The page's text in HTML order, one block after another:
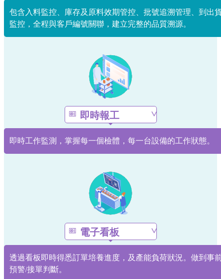
包含入料監控、庫存及原料效期管控、批號追溯管理、到出
監控，全程與客戶編號關聯，建立完整的品質溯源。
即時報工
即時工作監測，掌握每一個檢體，每一台設備的工作狀態。
電子看板
透過看板即時得悉訂單培養進度，及產能負荷狀況。做到事
預警/接單判斷。